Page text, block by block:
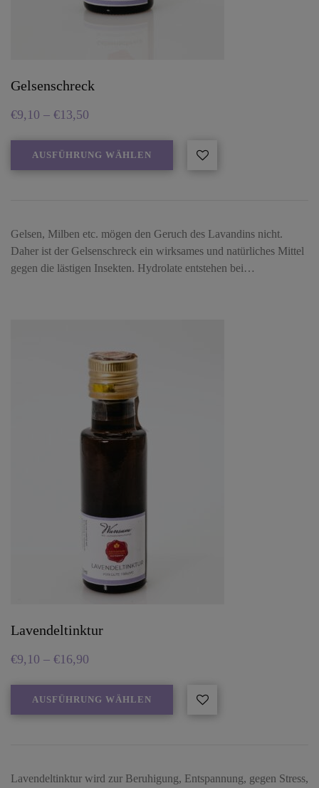
Gelsenschreck
€9,10 – €13,50
AUSFÜHRUNG WÄHLEN
Gelsen, Milben etc. mögen den Geruch des Lavandins nicht.
Daher ist der Gelsenschreck ein wirksames und natürliches Mittel
gegen die lästigen Insekten. Hydrolate entstehen bei…
Lavendeltinktur
€9,10 – €16,90
AUSFÜHRUNG WÄHLEN
Lavendeltinktur wird zur Beruhigung, Entspannung, gegen Stress,